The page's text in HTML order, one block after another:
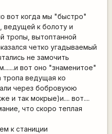
вот когда мы "быстро"
ведущей к болоту и
тропы, вытоптанной
четко угадываемый
не замочить
вот оно "знаменитое"
тропа ведущая ко
через бобровуюю
и так мокрые)и.... вот....
что скоро теплая
к станиции